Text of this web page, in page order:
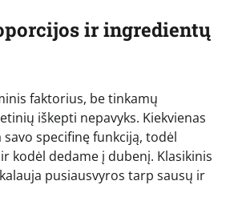
ir ingredientų
faktorius, be tinkamų
iškepti nepavyks. Kiekvienas
specifinę funkciją, todėl
kodėl dedame į dubenį. Klasikinis
pusiausvyros tarp sausų ir